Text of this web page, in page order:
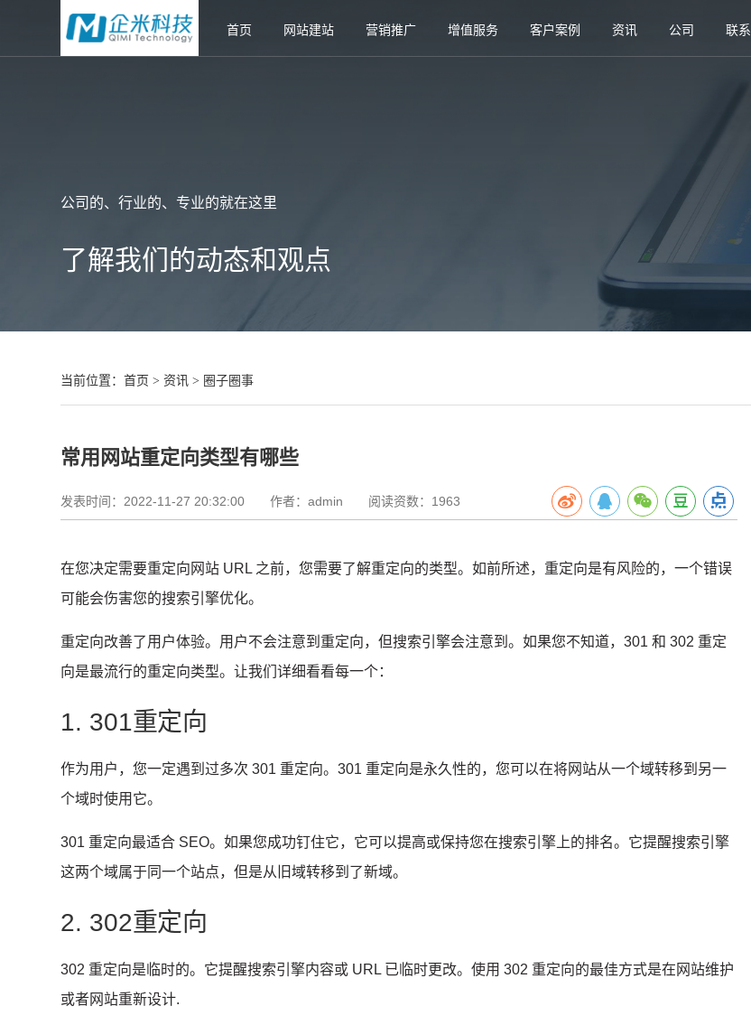
首页 网站建站 营销推广 增值服务 客户案例 资讯 公司 联系
公司的、行业的、专业的就在这里
了解我们的动态和观点
当前位置：首页 资讯 圈子圈事
常用网站重定向类型有哪些
发表时间：2022-11-27 20:32:00作者：admin 阅读资数：1963
在您决定需要重定向网站 URL 之前，您需要了解重定向的类型。如前所述，重定向是有风险的，一个错误
可能会伤害您的搜索引擎优化。
重定向改善了用户体验。 用户不会注意到重定向，但搜索引擎会注意到。如果您不知道，301 和 302 重定
向是最流行的重定向类型。让我们详细看看每一个：
1. 301重定向
作为用户，您一定遇到过多次 301 重定向。301 重定向是永久性的，您可以在将网站从一个域转移到另一
个域时使用它。
301 重定向最适合 SEO。如果您成功钉住它，它可以提高或保持您在搜索引擎上的排名。 它提醒搜索引擎
这两个域属于同一个站点，但是从旧域转移到了新域。
2. 302重定向
302 重定向是临时的。 它提醒搜索引擎内容或 URL 已临时更改。使用 302 重定向的最佳方式是在 网站维护
或者网站重新设计.